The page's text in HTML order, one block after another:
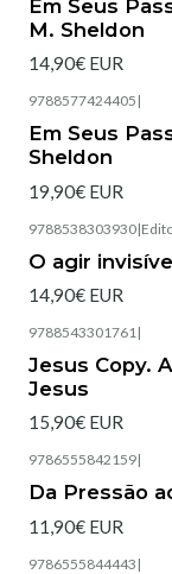
Em Seus
M. Sheldon
14,90€ EUR
9788577424405 |
Em Seus
Sheldon
19,90€ EUR
9788538303930|
O agir
14,90€ EUR
9788543301761 |
Jesus Copy.
Jesus
15,90€ EUR
9786555842159|
Da Pressão
11,90€ EUR
9786555844443 |